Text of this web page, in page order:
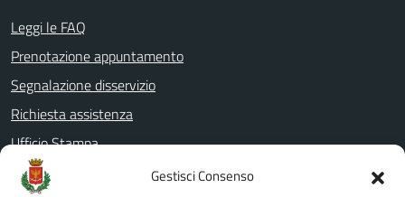
Gestisci Consenso
Leggi le FAQ
Prenotazione appuntamento
Segnalazione disservizio
Richiesta assistenza
Ufficio Stampa
Amministrazione Trasparente